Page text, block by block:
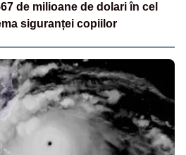
de milioane de dolari în cel
siguranței copiilor